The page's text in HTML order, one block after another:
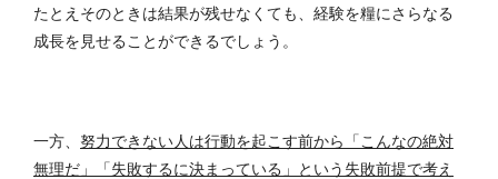
たとえそのときは結果が残せなくても、経験を糧にさらなる
成長を見せることができるでしょう。
一方、 努力できない人は行動を起こす前から「こんなの絶対
無理だ」「失敗するに決まっている」という失敗前提で考え